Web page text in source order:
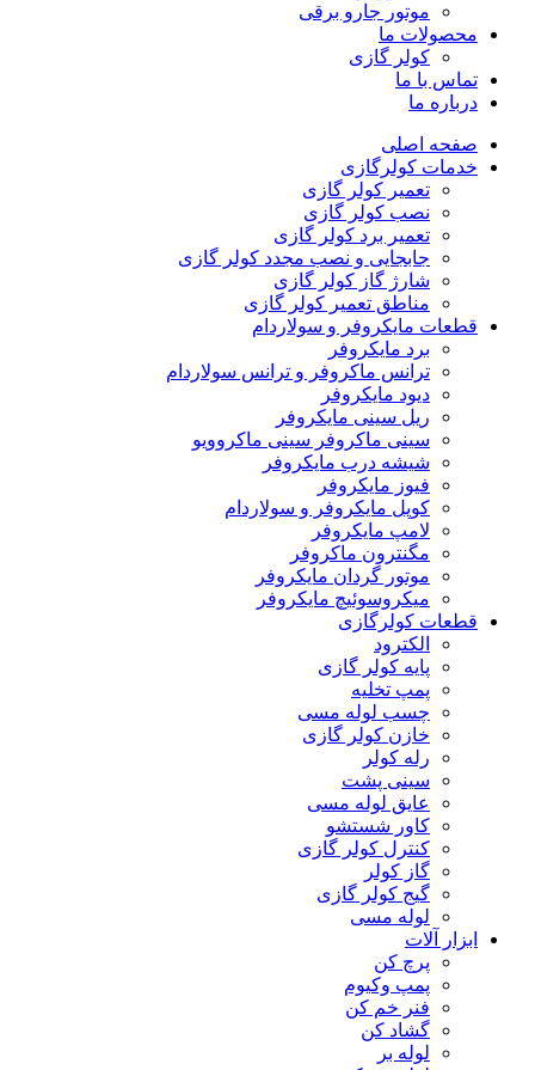
موتور جارو برقی
محصولات ما
کولر گازی
تماس با ما
درباره ما
صفحه اصلی
خدمات کولرگازی
تعمیر کولر گازی
نصب کولر گازی
تعمیر برد کولر گازی
جابجایی و نصب مجدد کولر گازی
شارژ گاز کولر گازی
مناطق تعمیر کولر گازی
قطعات مایکروفر و سولاردام
برد مایکروفر
ترانس ماکروفر و ترانس سولاردام
دیود مایکروفر
ریل سینی مایکروفر
سینی ماکروفر سینی ماکروویو
شیشه درب مایکروفر
فیوز مایکروفر
کوپل مایکروفر و سولاردام
لامپ مایکروفر
مگنترون ماکروفر
موتور گردان مایکروفر
میکروسوئیچ مایکروفر
قطعات کولرگازی
الکترود
پایه کولر گازی
پمپ تخلیه
چسب لوله مسی
خازن کولر گازی
رله کولر
سینی پشت
عایق لوله مسی
کاور شستشو
کنترل کولر گازی
گاز کولر
گیج کولر گازی
لوله مسی
ابزار آلات
پرچ کن
پمپ وکیوم
فنر خم کن
گشاد کن
لوله بر